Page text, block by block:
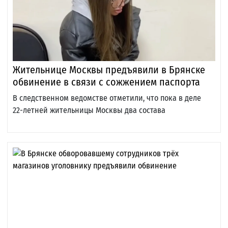
Жительнице Москвы предъявили в Брянске
обвинение в связи с сожжением паспорта
В следственном ведомстве отметили, что пока в деле
22-летней жительницы Москвы два состава